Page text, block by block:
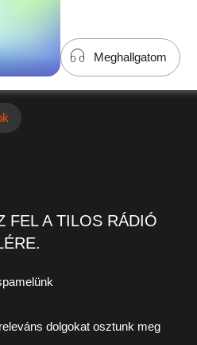
Meghallgatom
FEL A TILOS RÁDIÓ
dolgokat osztunk meg